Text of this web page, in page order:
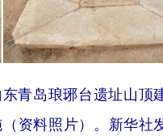
青岛琅琊台遗址山顶
资料照片）。新华社